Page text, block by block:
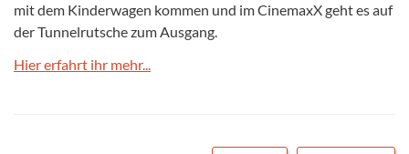
mit dem Kinderwagen kommen und im CinemaxX geht es auf
der Tunnelrutsche zum Ausgang.
Hier erfahrt ihr mehr...